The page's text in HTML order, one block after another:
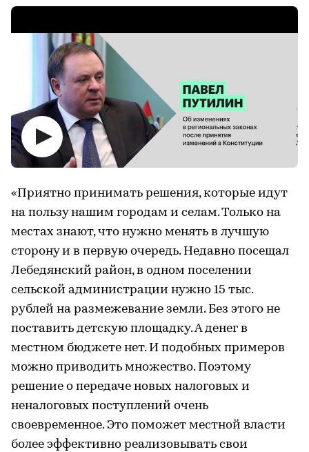
«Приятно принимать решения, которые идут
на пользу нашим городам и селам. Только на
местах знают, что нужно менять в лучшую
сторону и в первую очередь. Недавно посещал
Лебедянский район, в одном поселении
сельской администрации нужно 15 тыс.
рублей на размежевание земли. Без этого не
поставить детскую площадку. А денег в
местном бюджете нет. И подобных примеров
можно приводить множество. Поэтому
решение о передаче новых налоговых и
неналоговых поступлений очень
своевременное. Это поможет местной власти
более эффективно реализовывать свои